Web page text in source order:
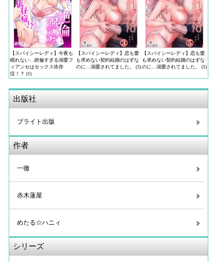
【スパイシーレディ】今夜も
眠れない…絶倫すぎる溺愛フ
ィアンセはセックス依存
症！？ (1)
【スパイシーレディ】恋も愛
も求めない契約結婚のはずな
のに…溺愛されてました。 (3)
【スパイシーレディ】恋も愛
も求めない契約結婚のはずな
のに…溺愛されてました。 (5)
出版社
ブライト出版
作者
一徹
赤木蓮屋
めたる☆ハニィ
シリーズ